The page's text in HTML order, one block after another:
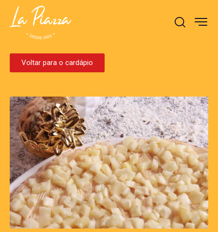
Voltar para o cardápio